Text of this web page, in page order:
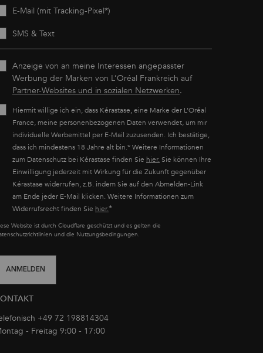
E-Mail (mit Tracking-Pixel*)
SMS & Text
Anzeige von an meine Interessen angepasster
Werbung der Marken von L’Oréal Frankreich auf
Partner-Websites und in sozialen Netzwerken.
Hiermit willige ich ein, dass Kérastase, eine Marke der L’Oréal
France, meine personenbezogenen Daten verwendet, um mir
individuelle Werbemittel per E-Mail zuzusenden. Ich bestätige,
dass ich mindestens 18 Jahre alt bin.* Weitere Informationen
zum Datenschutz bei Kérastase finden Sie hier. Sie können Ihre
Einwilligung jederzeit mit Wirkung für die Zukunft gegenüber
Kérastase widerrufen, z.B. indem Sie auf den Abmelden-Link
am Ende jeder E-Mail klicken. Weitere Informationen zum
Widerrufsrecht finden Sie hier.*
Website ist durch Cloudflare geschützt und es gelten die
und die Nutzungsbedingungen.
ANMELDEN
+49 72 198814304
- Freitag 9:00 - 17:00